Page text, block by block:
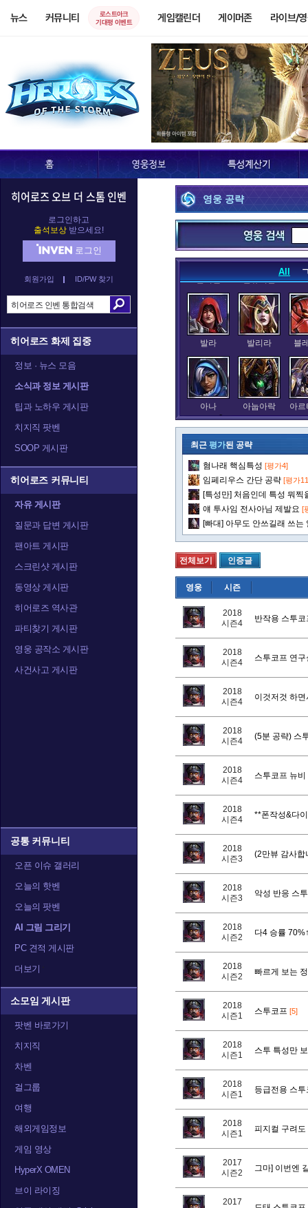
뉴스 커뮤니티
로스트아크
기대평 이벤트
게임캘린더 게이머존 라이브/
히어로즈 오브 더 스톰 인벤
로그인하고
출석보상 받으세요!
로그인
회원가입 ID/PW 찾기
히어로즈 화제 집중
정보 · 뉴스 모음
소식과 정보 게시판
팁과 노하우 게시판
치지직 팟벤
SOOP 게시판
히어로즈 커뮤니티
자유 게시판
질문과 답변 게시판
팬아트 게시판
스크린샷 게시판
동영상 게시판
히어로즈 역사관
파티찾기 게시판
영웅 공작소 게시판
사건사고 게시판
공통 커뮤니티
오픈 이슈 갤러리
오늘의 핫벤
오늘의 팟벤
AI 그림 그리기
PC 견적 게시판
더보기
소모임 게시판
팟벤 바로가기
치지직
차벤
걸그룹
여행
해외게임정보
게임 영상
HyperX OMEN
브이 라이징
영웅 공략
All
D.Va 가로쉬 가
누더기 데스윙 데
말티엘 말퓨리온
발라 발리라 블
아나 아눕아락 아르
알렉스트라자 오르피아
정예타우렌 정크랫 제
카라짐 카시아 캘
트레이서 티란데 티
최근 평가된 공략
혐나래 핵심특성 [평가4]
임페리우스 간단 공략 [평가
[특성만] 처음인데 특성 뭐찍
얘 투사임 전사아님 제발요 [
[빠대] 아무도 안쓰길래 쓰는
전체보기 인증글
영웅 시즌
2018
시즌4
반작용 스투
2018
시즌4
스투코프 연구
2018
시즌4
이것저것 하
2018
시즌4
(5분 공략) 스
2018
시즌4
스투코프 뉴
2018
시즌4
**폰작성&다
2018
시즌3
(2만뷰 감사합
2018
시즌3
악성 반응 스
2018
시즌2
다4 승률
2018
시즌2
빠르게 보는
2018
시즌1
스투코프 [5]
2018
시즌1
스투 특성만
2018
시즌1
등급전용 스
2018
시즌1
피지컬 구려
2017
시즌2
그마] 이번엔
2017